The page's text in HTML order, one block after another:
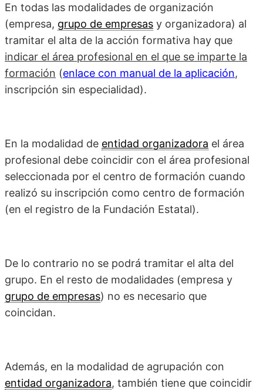
En todas las modalidades de organización
(empresa, grupo de empresas y organizadora) al
tramitar el alta de la acción formativa hay que
indicar el área profesional en el que se imparte la
formación (enlace con manual de la aplicación,
inscripción sin especialidad).
En la modalidad de entidad organizadora el área
profesional debe coincidir con el área profesional
seleccionada por el centro de formación cuando
realizó su inscripción como centro de formación
(en el registro de la Fundación Estatal).
De lo contrario no se podrá tramitar el alta del
grupo. En el resto de modalidades (empresa y
grupo de empresas) no es necesario que
coincidan.
Además, en la modalidad de agrupación con
entidad organizadora, también tiene que coincidir